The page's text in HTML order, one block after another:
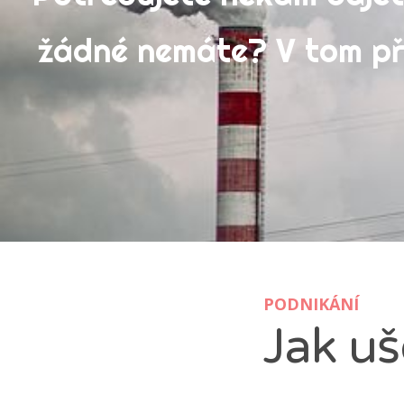
žádné nemáte? V tom
PODNIKÁNÍ
Jak